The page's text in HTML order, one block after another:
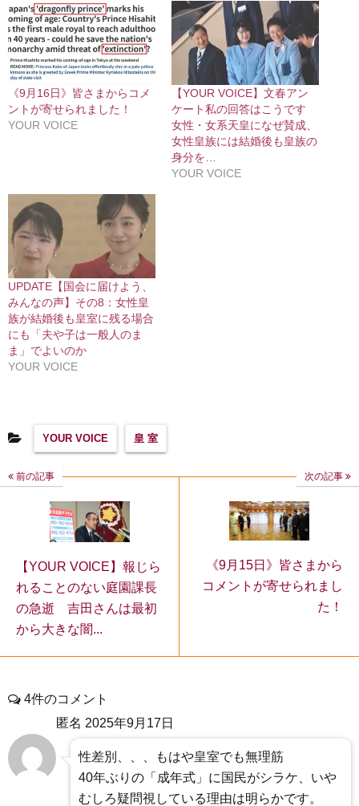
《9月16日》皆さまからコメ
ントが寄せられました！
YOUR VOICE
【YOUR VOICE】文春アン
ケート私の回答はこうです
女性・女系天皇になぜ賛成、
女性皇族には結婚後も皇族の
身分を…
YOUR VOICE
UPDATE【国会に届けよう、
みんなの声】その8：女性皇
族が結婚後も皇室に残る場合
にも「夫や子は一般人のま
ま」でよいのか
YOUR VOICE
YOUR VOICE 皇 室
前の記事
【YOUR VOICE】報じら
れることのない庭園課長
の急逝 吉田さんは最初
から大きな闇...
次の記事
《9月15日》皆さまから
コメントが寄せられまし
た！
4件のコメント
匿名 2025年9月17日
性差別、、、もはや皇室でも無理筋
40年ぶりの「成年式」に国民がシラケ、いや
むしろ疑問視している理由は明らかです。